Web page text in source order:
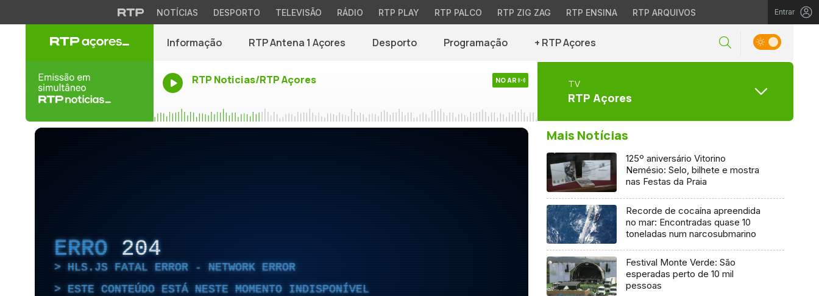
NOTÍCIAS DESPORTO TELEVISÃO RÁDIO RTP PLAY RTP PALCO RTP ZIG ZAG RTP ENSINA RTP ARQUIVOS Entrar
Informação RTP Antena 1 Açores Desporto Programação + RTP Açores
RTP Noticias/RTP Açores NO AR TV
RTP Açores
ERRO 204
HLS.JS FATAL ERROR - NETWORK ERROR
ESTE CONTEÚDO ESTÁ NESTE MOMENTO INDISPONÍVEL
Mais Notícias
125º aniversário Vitorino
Nemésio: Selo, bilhete e mostra
nas Festas da Praia
Recorde de cocaína apreendida
no mar: Encontradas quase 10
toneladas num narcosubmarino
Festival Monte Verde: São
esperadas perto de 10 mil
pessoas